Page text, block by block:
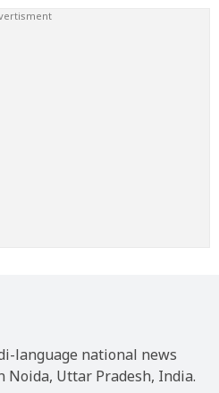
language national news
Uttar Pradesh, India.